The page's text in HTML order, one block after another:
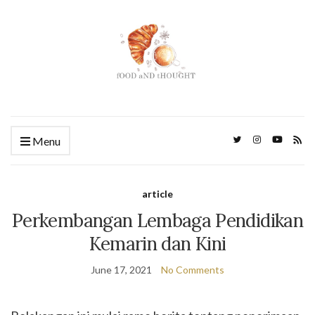
Menu
article
Perkembangan Lembaga Pendidikan
Kemarin dan Kini
June 17, 2021 No Comments